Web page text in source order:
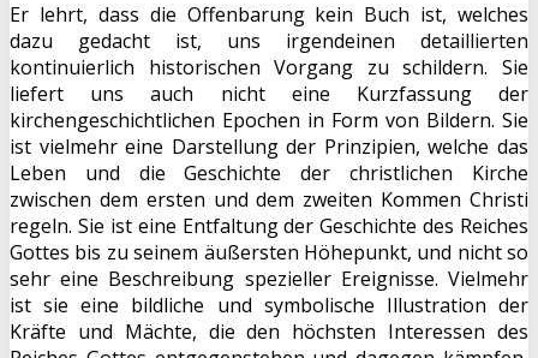
Er lehrt, dass die Offenbarung kein Buch ist, welches
dazu gedacht ist, uns irgendeinen detaillierten
kontinuierlich historischen Vorgang zu schildern. Sie
liefert uns auch nicht eine Kurzfassung der
kirchengeschichtlichen Epochen in Form von Bildern. Sie
ist vielmehr eine Darstellung der Prinzipien, welche das
Leben und die Geschichte der christlichen Kirche
zwischen dem ersten und dem zweiten Kommen Christi
regeln. Sie ist eine Entfaltung der Geschichte des Reiches
Gottes bis zu seinem äußersten Höhepunkt, und nicht so
sehr eine Beschreibung spezieller Ereignisse. Vielmehr
ist sie eine bildliche und symbolische Illustration der
Kräfte und Mächte, die den höchsten Interessen des